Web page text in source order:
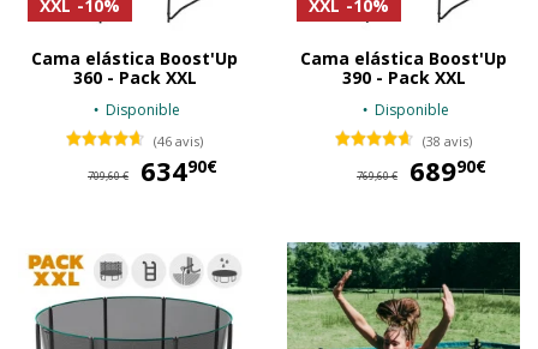
XXL -10%
Cama elástica Boost'Up
360 - Pack XXL
Disponible
(46 avis)
709,60 € 63490€
XXL -10%
Cama elástica Boost'Up
390 - Pack XXL
Disponible
(38 avis)
769,60 € 68990€